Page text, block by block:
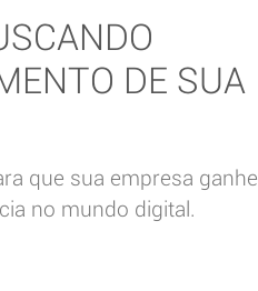
DE SUA
que sua empresa ganhe
no mundo digital.